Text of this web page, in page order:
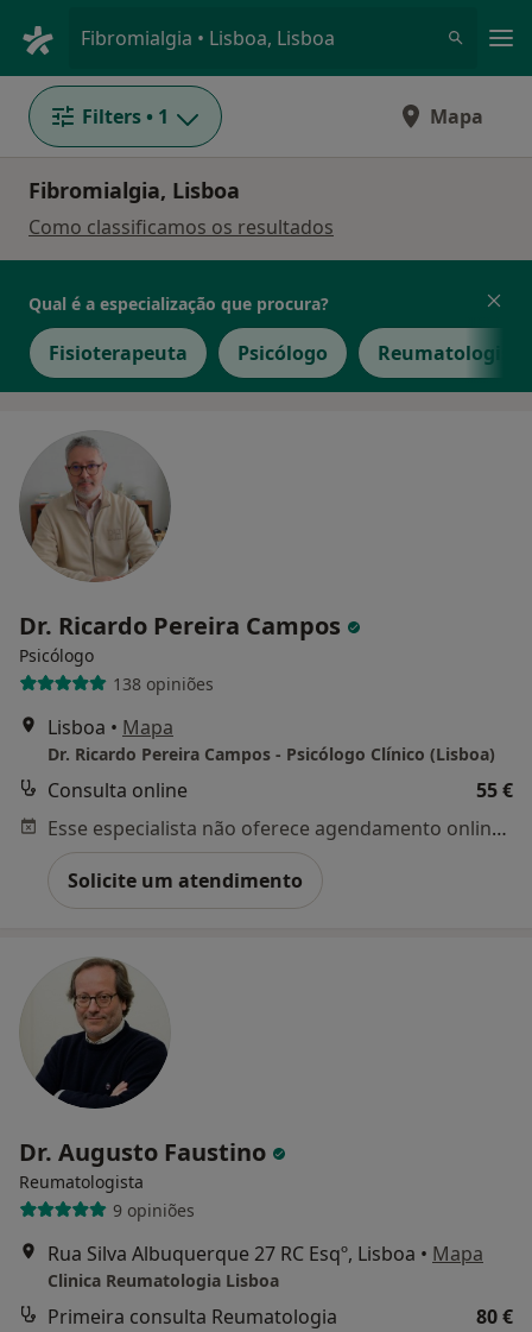
Fibromialgia • Lisboa, Lisboa
Filters • 1 Mapa
Fibromialgia, Lisboa
Como classificamos os resultados
Qual é a especialização que procura?
Fisioterapeuta Psicólogo Reumatologista
Dr. Ricardo Pereira Campos
Psicólogo
138 opiniões
Lisboa • Mapa
Dr. Ricardo Pereira Campos - Psicólogo Clínico (Lisboa)
Consulta online
55 €
Esse especialista não oferece agendamento online para esse endereço.
Solicite um atendimento
Dr. Augusto Faustino
Reumatologista
9 opiniões
Rua Silva Albuquerque 27 RC Esqº, Lisboa • Mapa
Clinica Reumatologia Lisboa
Primeira consulta Reumatologia
80 €